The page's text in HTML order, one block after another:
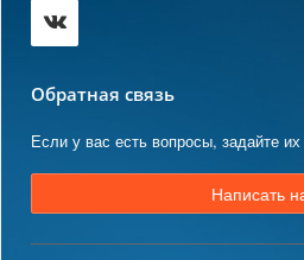
Обратная связь
Если у вас есть вопросы, задайте
Написать